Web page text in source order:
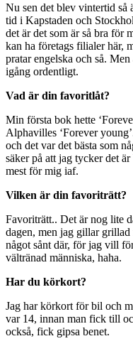
Nu sen det blev vintertid så
tid i Kapstaden och
det är det som är så bra för
kan ha företags filialer här,
pratar engelska och så.
igång ordentligt.
Vad är din favoritlåt?
Min första bok hette
Alphavilles ‘Forever
och det var det bästa som
säker på att jag tycker det
mest för mig iaf.
Vilken är din favoriträtt?
Favoriträtt.. Det är nog lite
dagen, men jag gillar
något sånt där, för jag vill
vältränad människa, haha.
Har du körkort?
Jag har körkort för bil och
var 14, innan man fick till
också, fick gipsa benet.